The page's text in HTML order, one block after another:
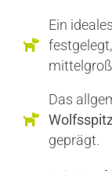
Ein ideales
Das
geprägt.